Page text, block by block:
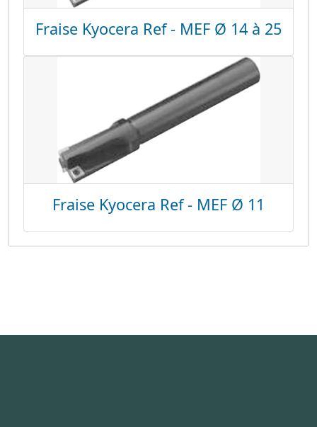
Fraise Kyocera Ref - MEF Ø 14 à 25
Fraise Kyocera Ref - MEF Ø 11